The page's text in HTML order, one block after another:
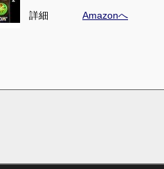
詳細
Amazonへ